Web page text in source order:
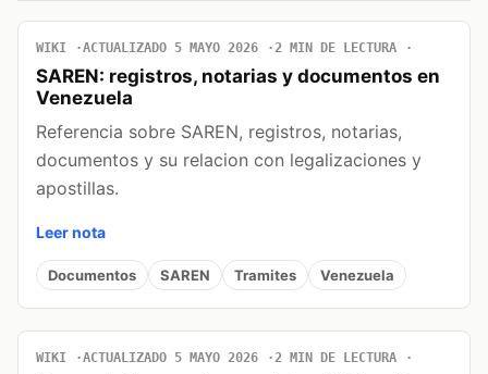
WIKI ACTUALIZADO 5 MAYO 2026 2 MIN DE LECTURA
SAREN: registros, notarias y documentos en
Venezuela
Referencia sobre SAREN, registros, notarias,
documentos y su relacion con legalizaciones y
apostillas.
Leer nota
Documentos SAREN Tramites Venezuela
WIKI ACTUALIZADO 5 MAYO 2026 2 MIN DE LECTURA